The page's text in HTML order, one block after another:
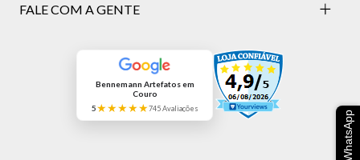
WhatsApp
FALE COM A GENTE
Bennemann Artefatos em
Couro
5★★★★★745 Avaliações